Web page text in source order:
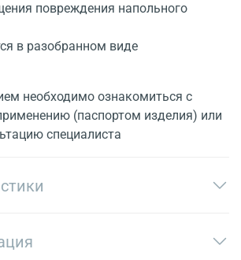
повреждения напольного
в разобранном виде
необходимо ознакомиться с
(паспортом изделия) или
специалиста